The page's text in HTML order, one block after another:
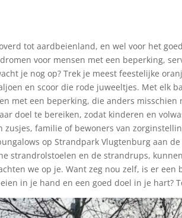
tot aardbeienland, en wel voor het
voor mensen met een beperking,
je nog op? Trek je meest feestelijke
en scoor die rode juweeltjes. Met elk
met een beperking, die anders misschien
doel te bereiken, zodat kinderen en
familie of bewoners van
op Strandpark Vlugtenburg aan
strandrolstoelen en de strandrups,
we op je. Want zeg nou zelf, is er een
in je hand en een goed doel in je hart?